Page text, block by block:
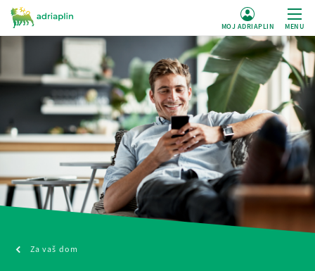
MOJ ADRIAPLIN MENU
Za vaš dom